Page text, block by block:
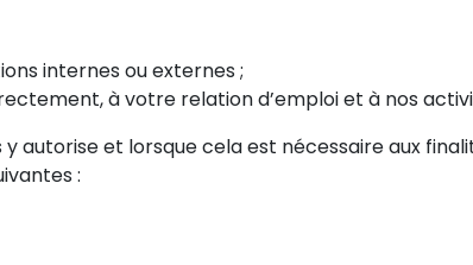
internes ou externes ;
à votre relation d’emploi et à nos
autorise et lorsque cela est nécessaire aux
: